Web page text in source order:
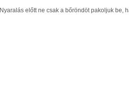
Nyaralás előtt ne csak a bőröndöt pakoljuk be,